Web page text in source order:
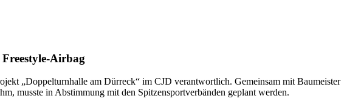
Airbag
„Doppelturnhalle am Dürreck“ im CJD verantwortlich. Gemeinsam mit Baumeister
musste in Abstimmung mit den Spitzensportverbänden geplant werden.